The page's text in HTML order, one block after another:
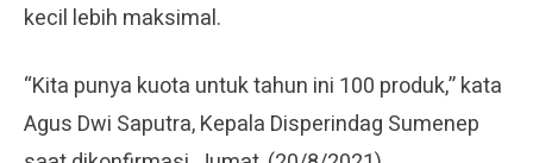
kecil lebih maksimal.
“Kita punya kuota untuk tahun ini 100 produk,” kata
Agus Dwi Saputra, Kepala Disperindag Sumenep